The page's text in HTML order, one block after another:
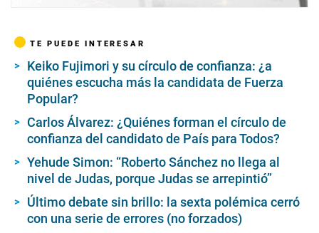
TE PUEDE INTERESAR
Keiko Fujimori y su círculo de confianza: ¿a
quiénes escucha más la candidata de Fuerza
Popular?
Carlos Álvarez: ¿Quiénes forman el círculo de
confianza del candidato de País para Todos?
Yehude Simon: “Roberto Sánchez no llega al
nivel de Judas, porque Judas se arrepintió”
Último debate sin brillo: la sexta polémica cerró
con una serie de errores (no forzados)